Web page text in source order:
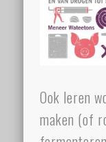
Ook leren
maken (of